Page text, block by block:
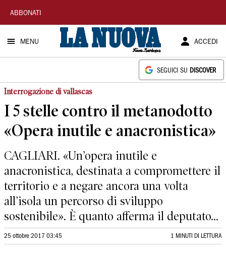
La
Nuova
Sardegna
ABBONATI
MENU ACCEDI
SEGUICI SU DISCOVER
Interrogazione di vallascas
I 5 stelle contro il metanodotto
«Opera inutile e anacronistica»
CAGLIARI. «Un’opera inutile e
anacronistica, destinata a compromettere il
territorio e a negare ancora una volta
all’isola un percorso di sviluppo
sostenibile». È quanto afferma il deputato...
25 ottobre 2017 03:45 1 MINUTI DI LETTURA